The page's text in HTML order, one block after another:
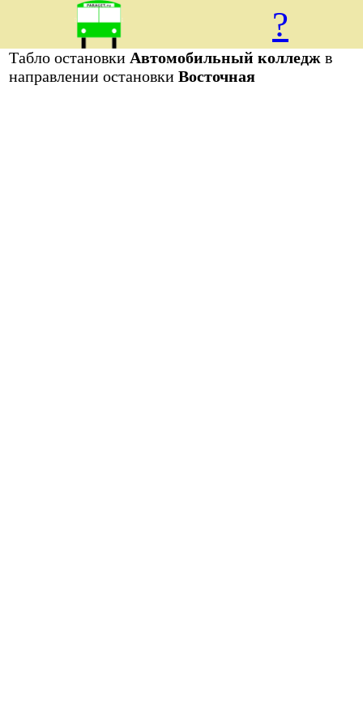
?
Табло остановки Автомобильный колледжв
направлении остановкиВосточная